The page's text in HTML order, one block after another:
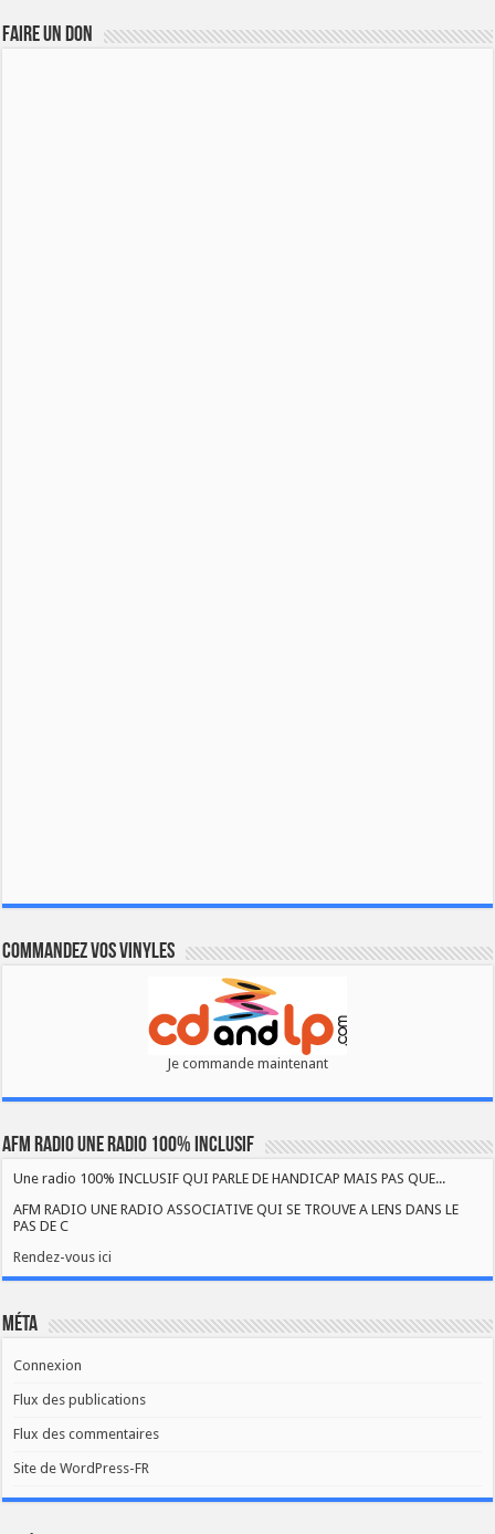
FAIRE UN DON
Commandez vos vinyles
Je commande maintenant
AFM RADIO UNE RADIO 100% INCLUSIF
Une radio 100% INCLUSIF QUI PARLE DE HANDICAP MAIS PAS QUE...
AFM RADIO UNE RADIO ASSOCIATIVE QUI SE TROUVE A LENS DANS LE
PAS DE C
Rendez-vous ici
Méta
Connexion
Flux des publications
Flux des commentaires
Site de WordPress-FR